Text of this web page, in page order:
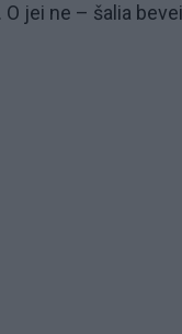
jei ne – šalia